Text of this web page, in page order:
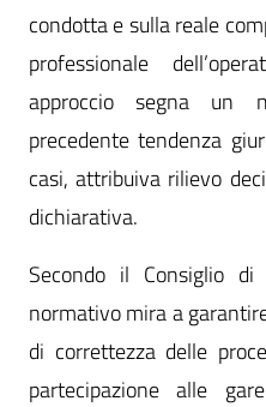
condotta e sulla reale
professionale
approccio segna un
precedente tendenza
casi, attribuiva rilievo
dichiarativa.
Secondo il Consiglio
normativo mira a
di correttezza delle
partecipazione alle